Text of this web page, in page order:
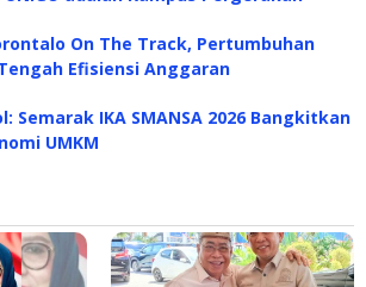
On The Track, Pertumbuhan
Efisiensi Anggaran
Semarak IKA SMANSA 2026 Bangkitkan
UMKM